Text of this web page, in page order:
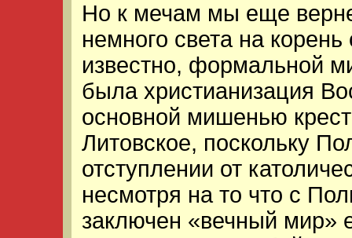
Но к мечам мы еще
немного света на
известно, формальной
была христианизация
основной мишенью
Литовское, поскольку
отступлении от
несмотря на то что с
заключен «вечный мир»